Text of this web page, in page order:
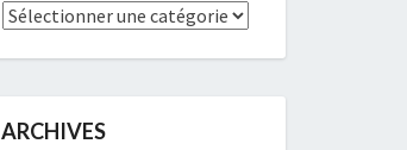
Catégories
ARCHIVES